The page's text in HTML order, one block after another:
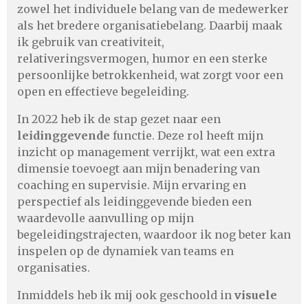
zowel het individuele belang van de medewerker
als het bredere organisatiebelang. Daarbij maak
ik gebruik van creativiteit,
relativeringsvermogen, humor en een sterke
persoonlijke betrokkenheid, wat zorgt voor een
open en effectieve begeleiding.
In 2022 heb ik de stap gezet naar een
leidinggevende functie. Deze rol heeft mijn
inzicht op management verrijkt, wat een extra
dimensie toevoegt aan mijn benadering van
coaching en supervisie. Mijn ervaring en
perspectief als leidinggevende bieden een
waardevolle aanvulling op mijn
begeleidingstrajecten, waardoor ik nog beter kan
inspelen op de dynamiek van teams en
organisaties.
Inmiddels heb ik mij ook geschoold in visuele